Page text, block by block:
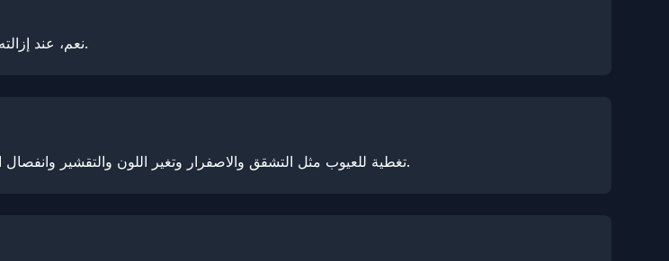
نعم، عند إزالته بشكل صحيح، لن يلحق فيلم حماية الطلاء الخاص بنا أي ضرر بالطلاء الأساسي.
يوفر NexPPF تغطية للعيوب مثل التشقق والاصفرار وتغير اللون والتقشير وانفصال الطبقات وإزالة اللاصق والفقاعات، وكلها تعتبر مطالبات مقبولة.